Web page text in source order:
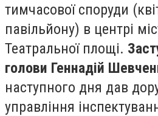
тимчасової споруди
павільйону) в центрі
Театральної площі.
голови Геннадій
наступного дня дав
управління